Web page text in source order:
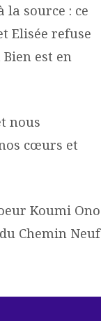
source : ce
Elisée refuse
est en
nous
cœurs et
Koumi Ono
Chemin Neuf